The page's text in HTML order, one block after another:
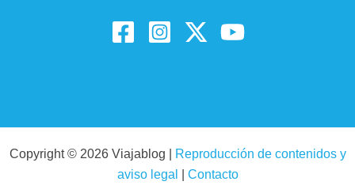
Copyright © 2026 Viajablog |
Reproducción de contenidos y
aviso legal
Contacto